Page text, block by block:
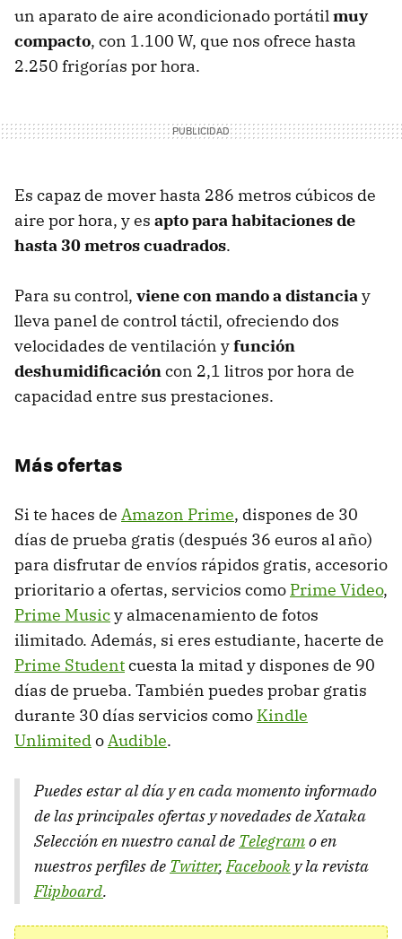
un aparato de aire acondicionado portátilmuy
compacto, con 1.100 W, que nos ofrece hasta
2.250 frigorías por hora.
Es capaz de mover hasta 286 metros cúbicos de
aire por hora, y es apto para habitaciones de
hasta 30 metros cuadrados.
Para su control, viene con mando a distanciay
lleva panel de control táctil, ofreciendo dos
velocidades de ventilación yfunción
deshumidificacióncon 2,1 litros por hora de
capacidad entre sus prestaciones.
Más ofertas
Si te haces de Amazon Prime, dispones de 30
días de prueba gratis (después 36 euros al año)
para disfrutar de envíos rápidos gratis, accesorio
prioritario a ofertas, servicios como Prime Video,
Prime Musicy almacenamiento de fotos
ilimitado. Además, si eres estudiante, hacerte de
Prime Studentcuesta la mitad y dispones de 90
días de prueba. También puedes probar gratis
durante 30 días servicios como Kindle
UnlimitedoAudible.
Puedes estar al día y en cada momento informado
de las principales ofertas y novedades de Xataka
Selección en nuestro canal de Telegramo en
nuestros perfiles de Twitter,Facebook y la revista
Flipboard.